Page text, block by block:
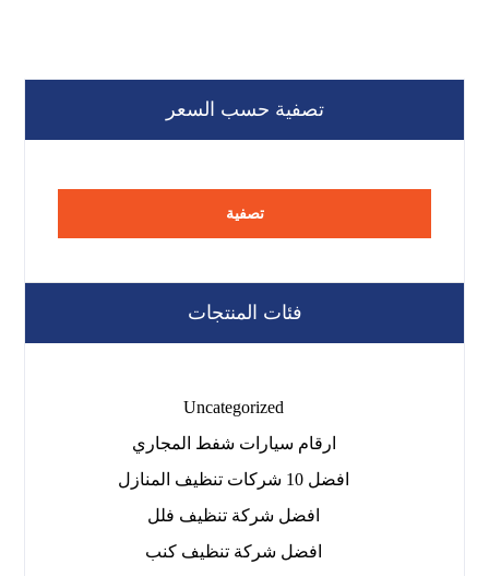
تصفية حسب السعر
تصفية
فئات المنتجات
Uncategorized
ارقام سيارات شفط المجاري
افضل 10 شركات تنظيف المنازل
افضل شركة تنظيف فلل
افضل شركة تنظيف كنب